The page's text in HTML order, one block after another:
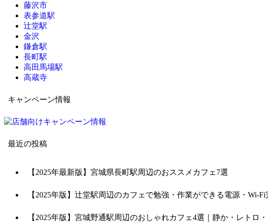
藤沢市
表参道駅
辻堂駅
金沢
鎌倉駅
長町駅
高田馬場駅
高蔵寺
キャンペーン情報
最近の投稿
【2025年最新版】宮城県長町駅周辺のおススメカフェ7選
【2025年版】辻堂駅周辺のカフェで勉強・作業ができる電源・Wi-
【2025年版】宮城野通駅周辺のおしゃれカフェ4選｜静か・レトロ